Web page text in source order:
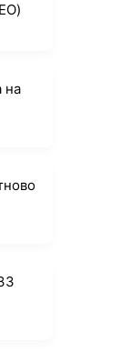
на